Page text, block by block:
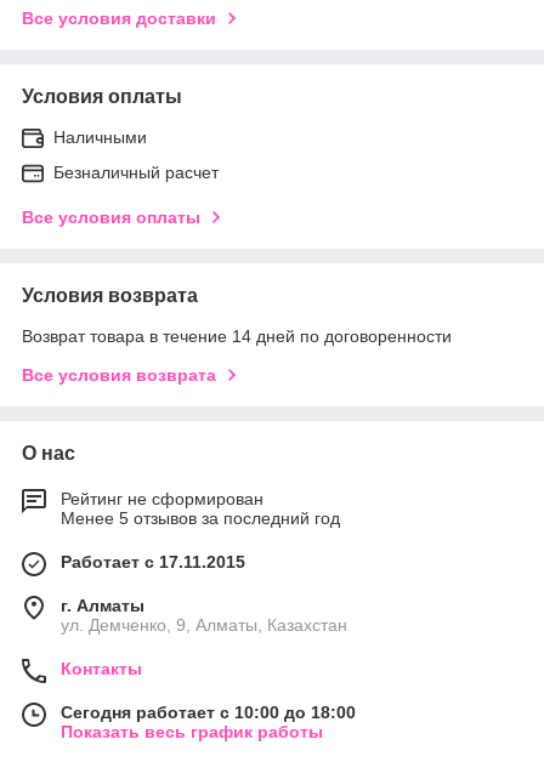
Все условия доставки
Условия оплаты
Наличными
Безналичный расчет
Все условия оплаты
Условия возврата
Возврат товара в течение 14 дней по договоренности
Все условия возврата
О нас
Рейтинг не сформирован
Менее 5 отзывов за последний год
Работает с 17.11.2015
г. Алматы
ул. Демченко, 9, Алматы, Казахстан
Контакты
Сегодня работает с 10:00 до 18:00
Показать весь график работы